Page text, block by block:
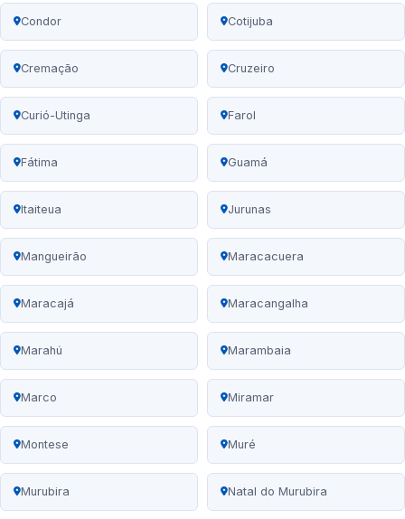
Condor Cotijuba
Cremação Cruzeiro
Curió-Utinga Farol
Fátima Guamá
Itaiteua Jurunas
Mangueirão Maracacuera
Maracajá Maracangalha
Marahú Marambaia
Marco Miramar
Montese Muré
Murubira Natal do Murubira